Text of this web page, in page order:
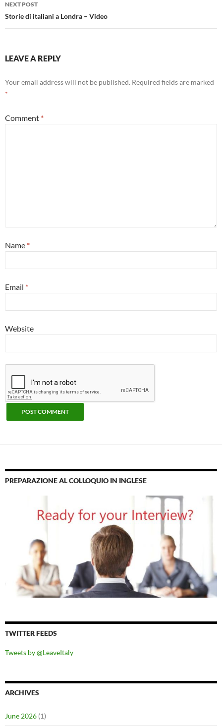
NEXT POST
Storie di italiani a Londra – Video
LEAVE A REPLY
Your email address will not be published. Required fields are marked
*
Comment *
Name *
Email *
Website
PREPARAZIONE AL COLLOQUIO IN INGLESE
TWITTER FEEDS
Tweets by @LeaveItaly
ARCHIVES
June 2026 (1)